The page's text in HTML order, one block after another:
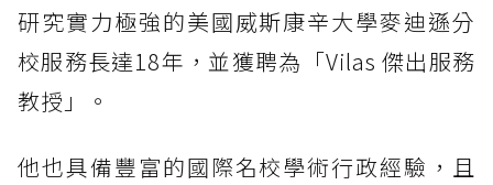
研究實力極強的美國威斯康辛大學麥迪遜分
校服務長達18年，並獲聘為「Vilas 傑出服務
教授」。
他也具備豐富的國際名校學術行政經驗，且